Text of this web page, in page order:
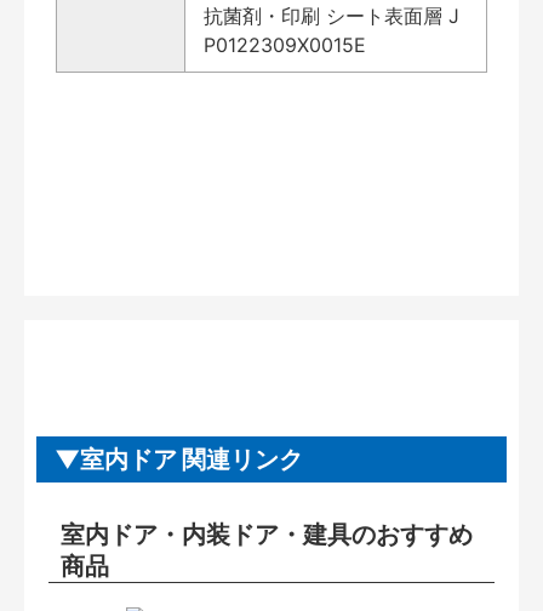
抗菌剤・印刷 シート表面層 J
P0122309X0015E
室内ドア 関連リンク
室内ドア・内装ドア・建具のおすすめ
商品